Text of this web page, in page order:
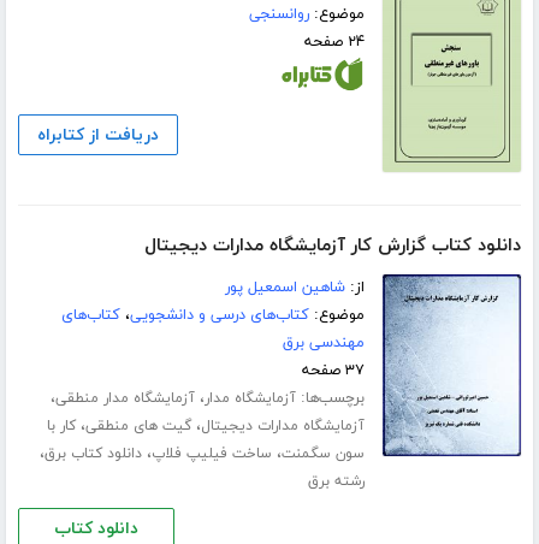
موضوع:روانسنجی
۲۴ صفحه
دریافت از کتابراه
دانلود کتاب گزارش کار آزمایشگاه مدارات دیجیتال
از:شاهین اسمعیل پور
موضوع:کتاب‌های درسی و دانشجویی،کتاب‌های
مهندسی برق
۳۷ صفحه
برچسب‌ها:آزمایشگاه مدار،آزمایشگاه مدار منطقی،
آزمایشگاه مدارات دیجیتال،گیت های منطقی،کار با
سون سگمنت، ساخت فیلیپ فلاپ،دانلود کتاب برق،
رشته برق
دانلود کتاب